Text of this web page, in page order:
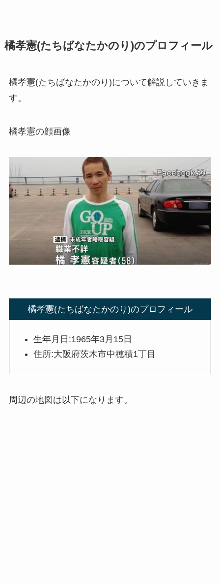
橘孝憲(たちばなたかのり)のプロフィール
橘孝憲(たちばなたかのり)について解説していきま
す。
橘孝憲の顔画像
橘孝憲(たちばなたかのり)のプロフィール
生年月日:1965年3月15日
住所:大阪府茨木市中穂積1丁目
周辺の地図は以下になります。